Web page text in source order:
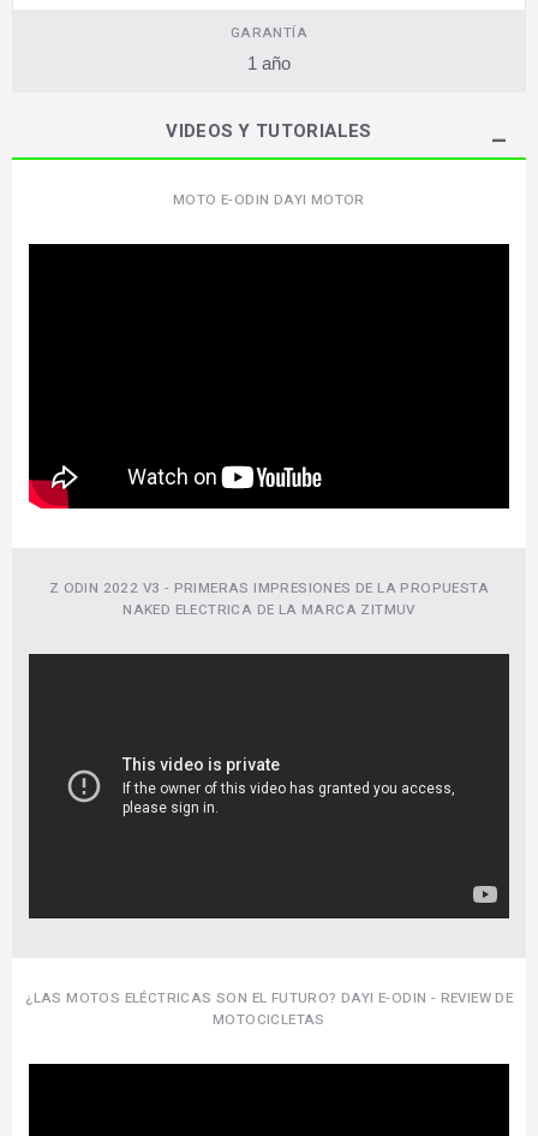
GARANTÍA
1 año
VIDEOS Y TUTORIALES
MOTO E-ODIN DAYI MOTOR
Z ODIN 2022 V3 - PRIMERAS IMPRESIONES DE LA PROPUESTA
NAKED ELECTRICA DE LA MARCA ZITMUV
¿⁣LAS MOTOS ELÉCTRICAS SON EL FUTURO? DAYI E-ODIN - REVIEW DE
MOTOCICLETAS